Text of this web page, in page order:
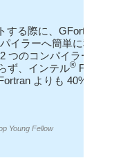
する際に、GFortran か
イラーへ簡単に移行で
つのコンパイラーで全
ず、インテル® Fortran
よりも 40% 以上
Young Fellow